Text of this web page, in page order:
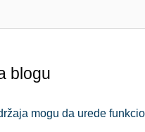
blogu
mogu da urede